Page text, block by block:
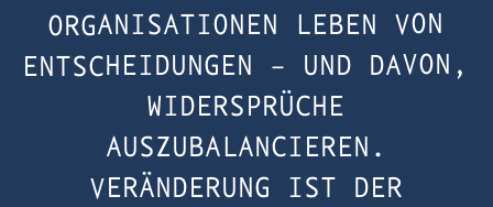
ORGANISATIONEN LEBEN VON
ENTSCHEIDUNGEN – UND DAVON,
WIDERSPRÜCHE
AUSZUBALANCIEREN.
VERÄNDERUNG IST DER